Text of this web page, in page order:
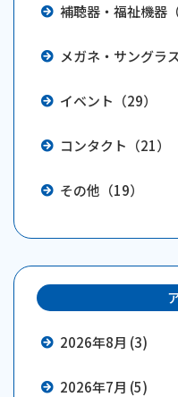
補聴器・福祉機器（
メガネ・サングラ
イベント（29）
コンタクト（21）
その他（19）
2026年8月 (3)
2026年7月 (5)